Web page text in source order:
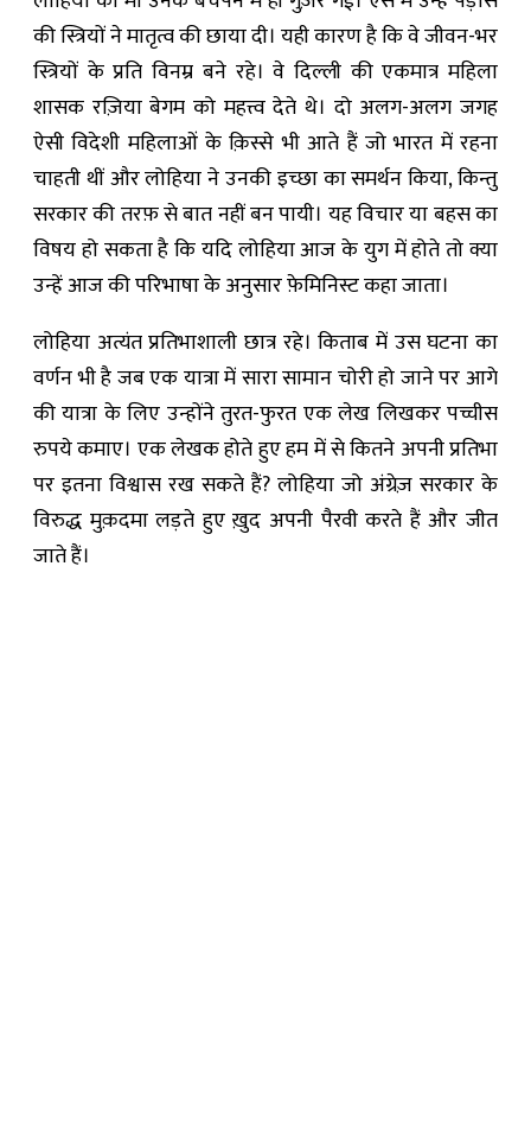
की स्त्रियों ने मातृत्व की छाया दी। यही कारण है कि वे जीवन-भर
स्त्रियों के प्रति विनम्र बने रहे। वे दिल्ली की एकमात्र महिला
शासक रज़िया बेगम को महत्त्व देते थे। दो अलग-अलग जगह
ऐसी विदेशी महिलाओं के क़िस्से भी आते हैं जो भारत में रहना
चाहती थीं और लोहिया ने उनकी इच्छा का समर्थन किया, किन्तु
सरकार की तरफ़ से बात नहीं बन पायी। यह विचार या बहस का
विषय हो सकता है कि यदि लोहिया आज के युग में होते तो क्या
उन्हें आज की परिभाषा के अनुसार फ़ेमिनिस्ट कहा जाता।
लोहिया अत्यंत प्रतिभाशाली छात्र रहे। किताब में उस घटना का
वर्णन भी है जब एक यात्रा में सारा सामान चोरी हो जाने पर आगे
की यात्रा के लिए उन्होंने तुरत-फुरत एक लेख लिखकर पच्चीस
रुपये कमाए। एक लेखक होते हुए हम में से कितने अपनी प्रतिभा
पर इतना विश्वास रख सकते हैं? लोहिया जो अंग्रेज़ सरकार के
विरुद्ध मुक़दमा लड़ते हुए ख़ुद अपनी पैरवी करते हैं और जीत
जाते हैं।